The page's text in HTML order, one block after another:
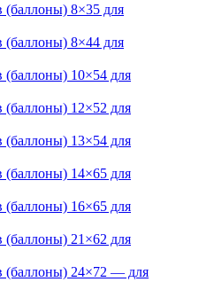
(баллоны) 8×35 для
(баллоны) 8×44 для
(баллоны) 10×54 для
(баллоны) 12×52 для
(баллоны) 13×54 для
(баллоны) 14×65 для
(баллоны) 16×65 для
(баллоны) 21×62 для
(баллоны) 24×72 — для